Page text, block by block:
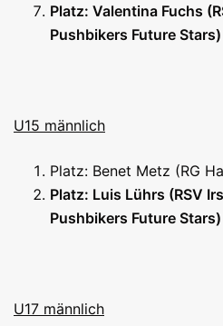
Platz: Valentina Fuchs
Pushbikers Future Stars)
U15 männlich
Platz: Benet Metz (RG
Platz: Luis Lührs (RSV
Pushbikers Future Stars)
U17 männlich